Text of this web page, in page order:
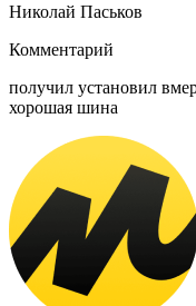
Николай Паськов
Комментарий
получил установил
хорошая шина